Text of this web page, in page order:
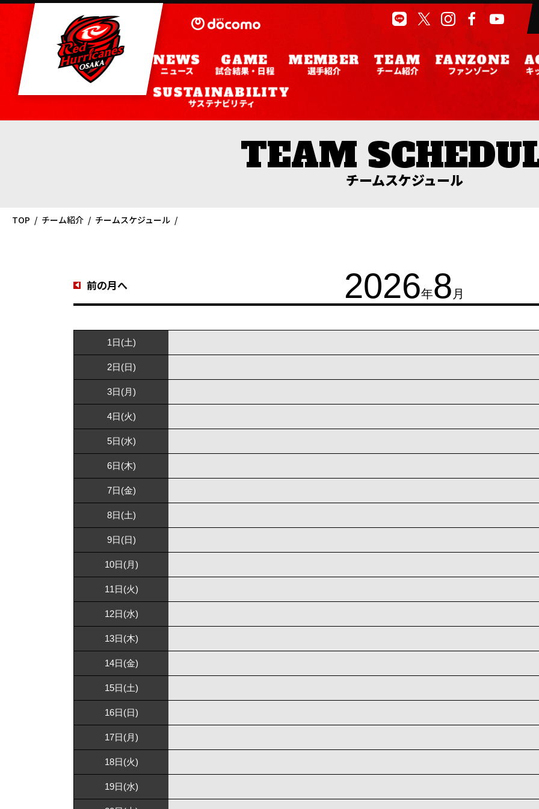
ニュース 試合結果・日程 選手紹介 チーム紹介 ファンゾーン キ
サステナビリティ
チームスケジュール
TOP チーム紹介 チームスケジュール
2026年8 月
前の月へ
1日(土)
2日(日)
3日(月)
4日(火)
5日(水)
6日(木)
7日(金)
8日(土)
9日(日)
10日(月)
11日(火)
12日(水)
13日(木)
14日(金)
15日(土)
16日(日)
17日(月)
18日(火)
19日(水)